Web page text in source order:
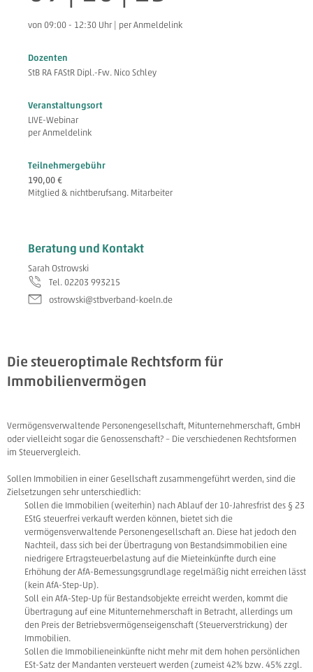
von 09:00 - 12:30 Uhr | per Anmeldelink
Dozenten
StB RA FAStR Dipl.-Fw. Nico Schley
Veranstaltungsort
LIVE-Webinar
per Anmeldelink
Teilnehmergebühr
190,00 €
Mitglied & nichtberufsang. Mitarbeiter
Beratung und Kontakt
Sarah Ostrowski
Tel. 02203 993215
ostrowski@stbverband-koeln.de
Die steueroptimale Rechtsform für
Immobilienvermögen
Vermögensverwaltende Personengesellschaft, Mitunternehmerschaft, GmbH
oder vielleicht sogar die Genossenschaft? – Die verschiedenen Rechtsformen
im Steuervergleich.
Sollen Immobilien in einer Gesellschaft zusammengeführt werden, sind die
Zielsetzungen sehr unterschiedlich:
Sollen die Immobilien (weiterhin) nach Ablauf der 10-Jahresfrist des § 23
EStG steuerfrei verkauft werden können, bietet sich die
vermögensverwaltende Personengesellschaft an. Diese hat jedoch den
Nachteil, dass sich bei der Übertragung von Bestandsimmobilien eine
niedrigere Ertragsteuerbelastung auf die Mieteinkünfte durch eine
Erhöhung der AfA-Bemessungsgrundlage regelmäßig nicht erreichen lässt
(kein AfA-Step-Up).
Soll ein AfA-Step-Up für Bestandsobjekte erreicht werden, kommt die
Übertragung auf eine Mitunternehmerschaft in Betracht, allerdings um
den Preis der Betriebsvermögenseigenschaft (Steuerverstrickung) der
Immobilien.
Sollen die Immobilieneinkünfte nicht mehr mit dem hohen persönlichen
ESt-Satz der Mandanten versteuert werden (zumeist 42% bzw. 45% zzgl.